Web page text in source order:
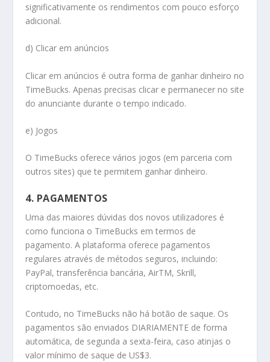
significativamente os rendimentos com pouco esforço
adicional.
d) Clicar em anúncios
Clicar em anúncios é outra forma de ganhar dinheiro no
TimeBucks. Apenas precisas clicar e permanecer no site
do anunciante durante o tempo indicado.
e) Jogos
O TimeBucks oferece vários jogos (em parceria com
outros sites) que te permitem ganhar dinheiro.
4. PAGAMENTOS
Uma das maiores dúvidas dos novos utilizadores é
como funciona o TimeBucks em termos de
pagamento. A plataforma oferece pagamentos
regulares através de métodos seguros, incluindo:
PayPal, transferência bancária, AirTM, Skrill,
criptomoedas, etc.
Contudo, no TimeBucks não há botão de saque. Os
pagamentos são enviados DIARIAMENTE de forma
automática, de segunda a sexta-feira, caso atinjas o
valor mínimo de saque de US$3.